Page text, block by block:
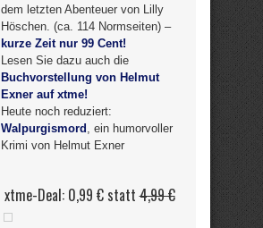
dem letzten Abenteuer von Lilly
Höschen. (ca. 114 Normseiten) –
kurze Zeit nur 99 Cent!
Lesen Sie dazu auch die
Buchvorstellung von Helmut
Exner auf xtme!
Heute noch reduziert:
Walpurgismord , ein humorvoller
Krimi von Helmut Exner
xtme-Deal: 0,99 € statt4,99 €